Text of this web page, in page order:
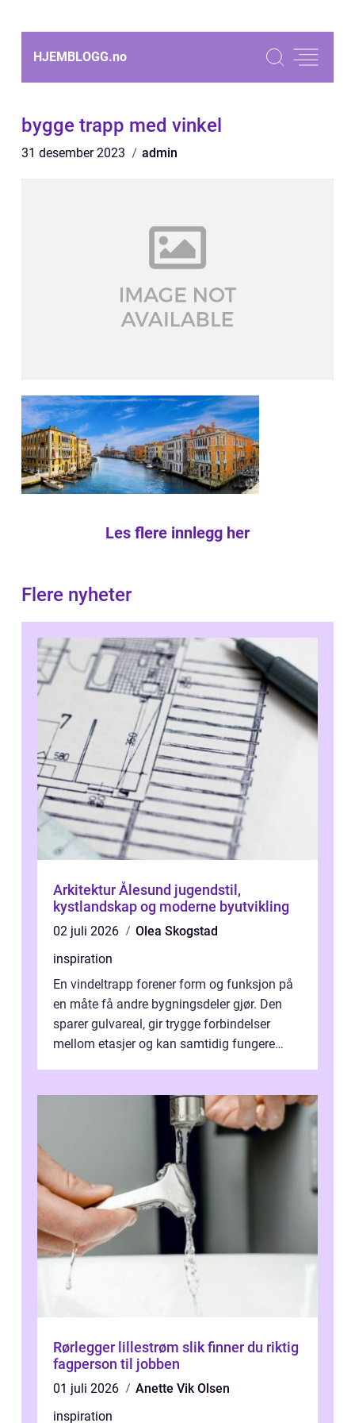
HJEMBLOGG.no
bygge trapp med vinkel
31 desember 2023 admin
Les flere innlegg her
Flere nyheter
Arkitektur Ålesund jugendstil,
kystlandskap og moderne byutvikling
02 juli 2026
Olea Skogstad
inspiration
En vindeltrapp forener form og funksjon på
en måte få andre bygningsdeler gjør. Den
sparer gulvareal, gir trygge forbindelser
mellom etasjer og kan samtidig fungere
Rørlegger lillestrøm slik finner du riktig
fagperson til jobben
01 juli 2026
Anette Vik Olsen
inspiration